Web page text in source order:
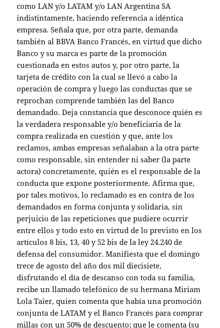
como LAN y/o LATAM y/o LAN Argentina SA
indistintamente, haciendo referencia a idéntica
empresa. Señala que, por otra parte, demanda
también al BBVA Banco Francés, en virtud que dicho
Banco y su marca es parte de la promoción
cuestionada en estos autos y, por otro parte, la
tarjeta de crédito con la cual se llevó a cabo la
operación de compra y luego las conductas que se
reprochan comprende también las del Banco
demandado. Deja constancia que desconoce quién es
la verdadera responsable y/o beneficiaria de la
compra realizada en cuestión y que, ante los
reclamos, ambas empresas señalaban a la otra parte
como responsable, sin entender ni saber (la parte
actora) concretamente, quién es el responsable de la
conducta que expone posteriormente. Afirma que,
por tales motivos, lo reclamado es en contra de los
demandados en forma conjunta y solidaria, sin
perjuicio de las repeticiones que pudiere ocurrir
entre ellos y todo esto en virtud de lo previsto en los
artículos 8 bis, 13, 40 y 52 bis de la ley 24.240 de
defensa del consumidor. Manifiesta que el domingo
trece de agosto del año dos mil diecisiete,
disfrutando el día de descanso con toda su familia,
recibe un llamado telefónico de su hermana Miriam
Lola Taier, quien comenta que había una promoción
conjunta de LATAM y el Banco Francés para comprar
millas con un 50% de descuento; que le comenta (su